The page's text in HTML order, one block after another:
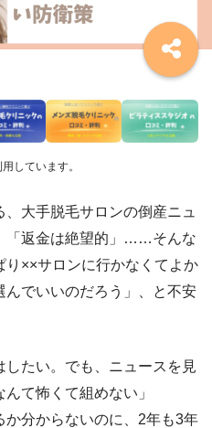
しています。
大手脱毛サロンの倒産ニュ
「返金は絶望的」……そんな
××サロンに行かなくてよか
んでいいのだろう」、と不安
したい。でも、ニュースを見
て怖くて組めない」
か分からないのに、2年も3年